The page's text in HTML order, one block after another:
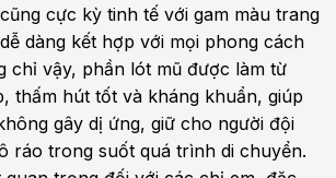
cực kỳ tinh tế với gam màu trang
dàng kết hợp với mọi phong cách
chỉ vậy, phần lót mũ được làm từ
thấm hút tốt và kháng khuẩn, giúp
gây dị ứng, giữ cho người đội
ráo trong suốt quá trình di chuyển.